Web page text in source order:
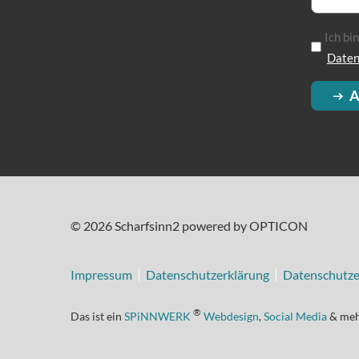
Ich
© 2026 Scharfsinn2 powered by OPTICON
Impressum Datenschutzerklärung
Das ist ein SPiNNWERK ® Webdesign,Social Media&